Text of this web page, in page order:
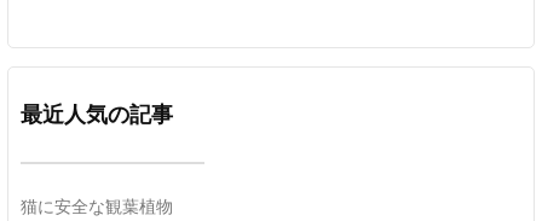
最近人気の記事
猫に安全な観葉植物